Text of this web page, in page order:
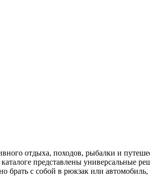
отдыха, походов, рыбалки и
представлены универсальные
брать с собой в рюкзак или